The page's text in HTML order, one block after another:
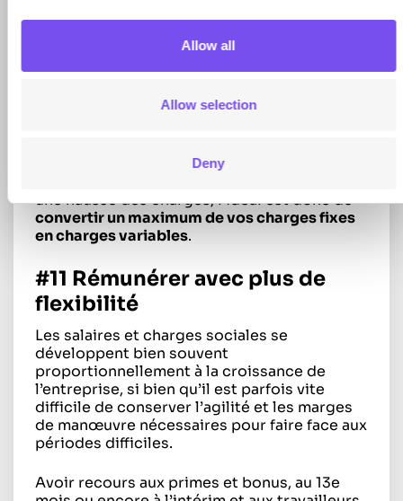
Allow all
Allow selection
Deny
variables
Les deux principales sources de coûts
peuvent être réparties entre charges
ces dernières est qu’elles ne dépendront
Pour mieux faire face aux périodes creuses,
une hausse des charges, l’idéal est donc de
convertir un maximum de vos charges fixes
en charges variables.
#11 Rémunérer avec plus de
flexibilité
Les salaires et charges sociales se
développent bien souvent
proportionnellement à la croissance de
l’entreprise, si bien qu’il est parfois vite
difficile de conserver l’agilité et les marges
de manœuvre nécessaires pour faire face aux
périodes difficiles.
Avoir recours aux primes et bonus, au 13e